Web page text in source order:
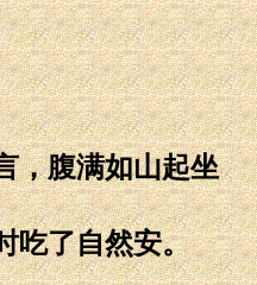
，腹满如山起坐
吃了自然安。